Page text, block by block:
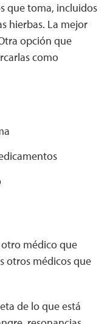
que toma, incluidos
hierbas. La mejor
opción que
como
otro médico que
otros médicos que
de lo que está